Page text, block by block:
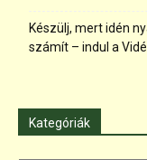
Készülj, mert idén
számít – indul a
Kategóriák